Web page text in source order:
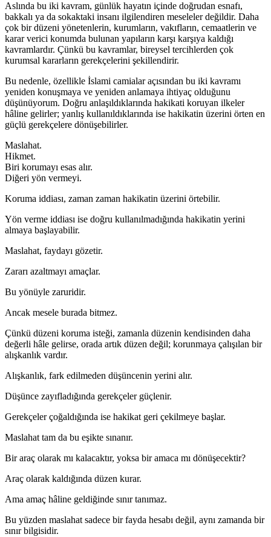
Aslında bu iki kavram, günlük hayatın içinde doğrudan esnafı,
bakkalı ya da sokaktaki insanı ilgilendiren meseleler değildir. Daha
çok bir düzeni yönetenlerin, kurumların, vakıfların, cemaatlerin ve
karar verici konumda bulunan yapıların karşı karşıya kaldığı
kavramlardır. Çünkü bu kavramlar, bireysel tercihlerden çok
kurumsal kararların gerekçelerini şekillendirir.
Bu nedenle, özellikle İslami camialar açısından bu iki kavramı
yeniden konuşmaya ve yeniden anlamaya ihtiyaç olduğunu
düşünüyorum. Doğru anlaşıldıklarında hakikati koruyan ilkeler
hâline gelirler; yanlış kullanıldıklarında ise hakikatin üzerini örten en
güçlü gerekçelere dönüşebilirler.
Maslahat.
Hikmet.
Biri korumayı esas alır.
Diğeri yön vermeyi.
Koruma iddiası, zaman zaman hakikatin üzerini örtebilir.
Yön verme iddiası ise doğru kullanılmadığında hakikatin yerini
almaya başlayabilir.
Maslahat, faydayı gözetir.
Zararı azaltmayı amaçlar.
Bu yönüyle zaruridir.
Ancak mesele burada bitmez.
Çünkü düzeni koruma isteği, zamanla düzenin kendisinden daha
değerli hâle gelirse, orada artık düzen değil; korunmaya çalışılan bir
alışkanlık vardır.
Alışkanlık, fark edilmeden düşüncenin yerini alır.
Düşünce zayıfladığında gerekçeler güçlenir.
Gerekçeler çoğaldığında ise hakikat geri çekilmeye başlar.
Maslahat tam da bu eşikte sınanır.
Bir araç olarak mı kalacaktır, yoksa bir amaca mı dönüşecektir?
Araç olarak kaldığında düzen kurar.
Ama amaç hâline geldiğinde sınır tanımaz.
Bu yüzden maslahat sadece bir fayda hesabı değil, aynı zamanda bir
sınır bilgisidir.